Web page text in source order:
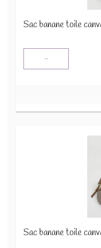
Sac banane toile
-
Sac banane toile